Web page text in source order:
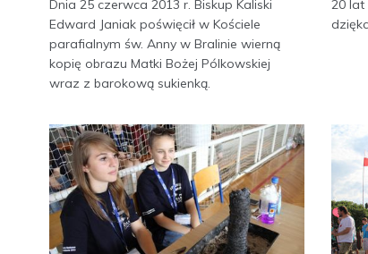
Dnia 25 czerwca 2013 r. Biskup Kaliski
Edward Janiak poświęcił w Kościele
parafialnym św. Anny w Bralinie wierną
kopię obrazu Matki Bożej Pólkowskiej
wraz z barokową sukienką.
20 lat